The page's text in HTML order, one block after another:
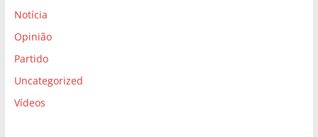
Notícia
Opinião
Partido
Uncategorized
Vídeos